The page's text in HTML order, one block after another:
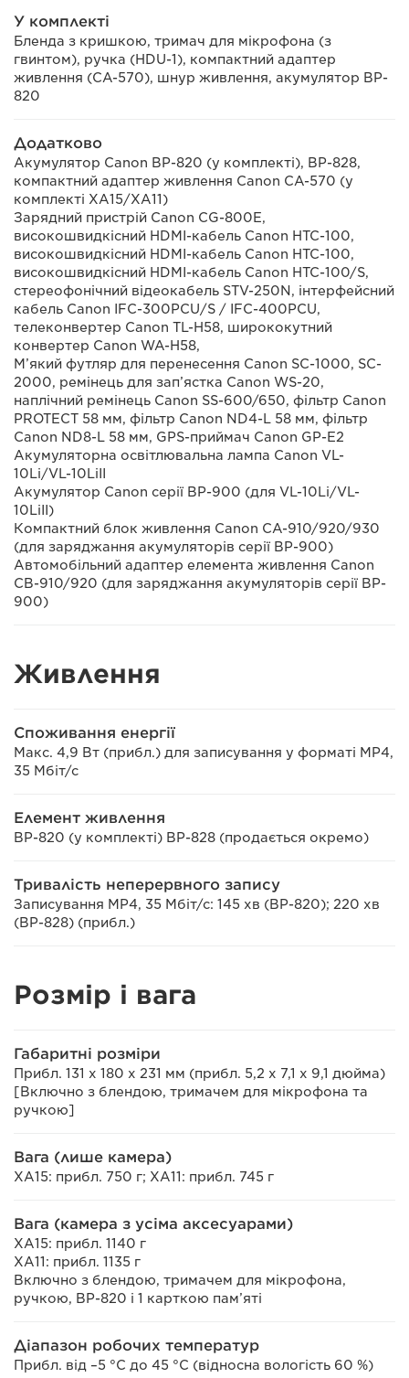
У комплекті
Бленда з кришкою, тримач для мікрофона (з
гвинтом), ручка (HDU-1), компактний адаптер
живлення (CA-570), шнур живлення, акумулятор BP-
820
Додатково
Акумулятор Canon BP-820 (у комплекті), BP-828,
компактний адаптер живлення Canon CA-570 (у
комплекті XA15/XA11)
Зарядний пристрій Canon CG-800E,
високошвидкісний HDMI-кабель Canon HTC-100,
високошвидкісний HDMI-кабель Canon HTC-100,
високошвидкісний HDMI-кабель Canon HTC-100/S,
стереофонічний відеокабель STV-250N, інтерфейсний
кабель Canon IFC-300PCU/S / IFC-400PCU,
телеконвертер Canon TL-H58, ширококутний
конвертер Canon WA-H58,
М’який футляр для перенесення Canon SC-1000, SC-
2000, ремінець для зап’ястка Canon WS-20,
наплічний ремінець Canon SS-600/650, фільтр Canon
PROTECT 58 мм, фільтр Canon ND4-L 58 мм, фільтр
Canon ND8-L 58 мм, GPS-приймач Canon GP-E2
Акумуляторна освітлювальна лампа Canon VL-
10Li/VL-10LiII
Акумулятор Canon серії BP-900 (для VL-10Li/VL-
10LiII)
Компактний блок живлення Canon CA-910/920/930
(для заряджання акумуляторів серії BP-900)
Автомобільний адаптер елемента живлення Canon
CB-910/920 (для заряджання акумуляторів серії BP-
900)
Живлення
Споживання енергії
Макс. 4,9 Вт (прибл.) для записування у форматі MP4,
35 Мбіт/с
Елемент живлення
BP-820 (у комплекті) BP-828 (продається окремо)
Тривалість неперервного запису
Записування MP4, 35 Мбіт/с: 145 хв (BP-820); 220 хв
(BP-828) (прибл.)
Розмір і вага
Габаритні розміри
Прибл. 131 x 180 x 231 мм (прибл. 5,2 x 7,1 x 9,1 дюйма)
[Включно з блендою, тримачем для мікрофона та
ручкою]
Вага (лише камера)
XA15: прибл. 750 г; XA11: прибл. 745 г
Вага (камера з усіма аксесуарами)
XA15: прибл. 1140 г
XA11: прибл. 1135 г
Включно з блендою, тримачем для мікрофона,
ручкою, BP-820 і 1 карткою пам’яті
Діапазон робочих температур
Прибл. від –5 °C до 45 °C (відносна вологість 60 %)